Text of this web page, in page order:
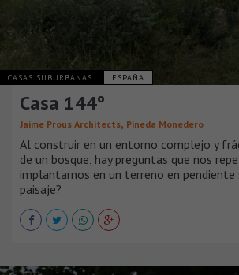
CASAS SUBURBANAS ESPAÑA
Casa 144º
Jaime Prous Architects, Pineda Monedero
Al construir en un entorno complejo y
de un bosque, hay preguntas que nos
implantarnos en un terreno en
paisaje?